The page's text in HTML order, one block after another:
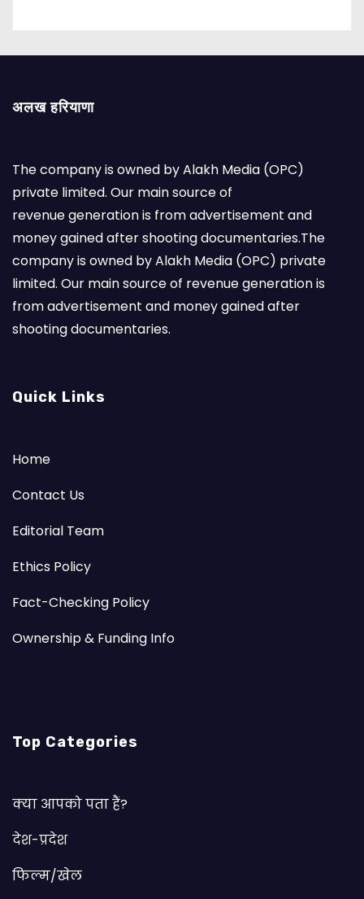
अलख हरियाणा
The company is owned by Alakh Media (OPC)
private limited. Our main source of
revenue generation is from advertisement and
money gained after shooting documentaries.The
company is owned by Alakh Media (OPC) private
limited. Our main source of revenue generation is
from advertisement and money gained after
shooting documentaries.
Quick Links
Home
Contact Us
Editorial Team
Ethics Policy
Fact-Checking Policy
Ownership & Funding Info
Top Categories
क्या आपको पता हैं?
देश-प्रदेश
फिल्म/खेल